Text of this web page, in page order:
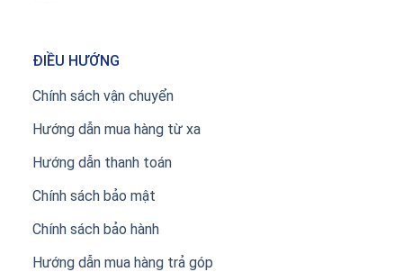
ĐIỀU HƯỚNG
Chính sách vận chuyển
Hướng dẫn mua hàng từ xa
Hướng dẫn thanh toán
Chính sách bảo mật
Chính sách bảo hành
Hướng dẫn mua hàng trả góp